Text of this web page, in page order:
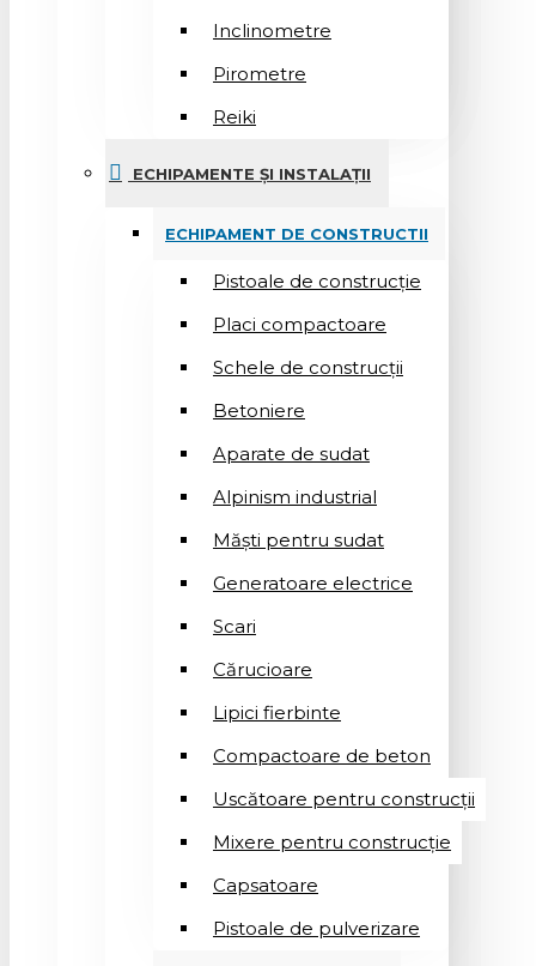
Inclinometre
Pirometre
Reiki
ECHIPAMENTE ȘI INSTALAȚII
ECHIPAMENT DE CONSTRUCTII
Pistoale de construcție
Placi compactoare
Schele de construcții
Betoniere
Aparate de sudat
Alpinism industrial
Măști pentru sudat
Generatoare electrice
Scari
Cărucioare
Lipici fierbinte
Compactoare de beton
Uscătoare pentru construcții
Mixere pentru construcție
Capsatoare
Pistoale de pulverizare